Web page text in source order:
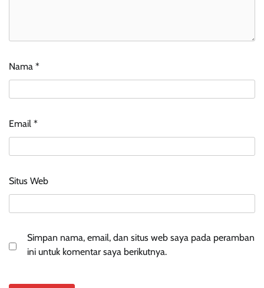
Nama *
Email *
Situs Web
Simpan nama, email, dan situs web saya pada peramban
ini untuk komentar saya berikutnya.